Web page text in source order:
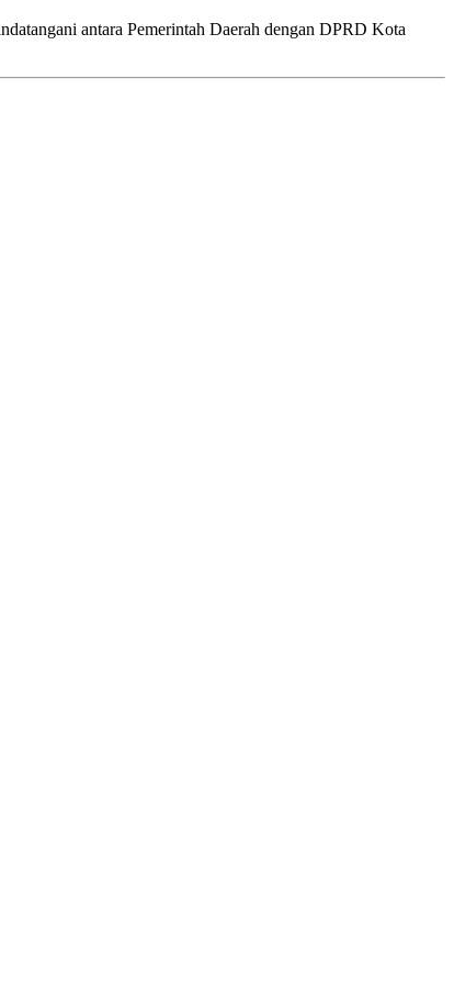
antara Pemerintah Daerah dengan DPRD Kota